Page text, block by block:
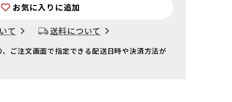
お気に入りに追加
て
送料について
ご注文画面で指定できる配送日時や決済方法が